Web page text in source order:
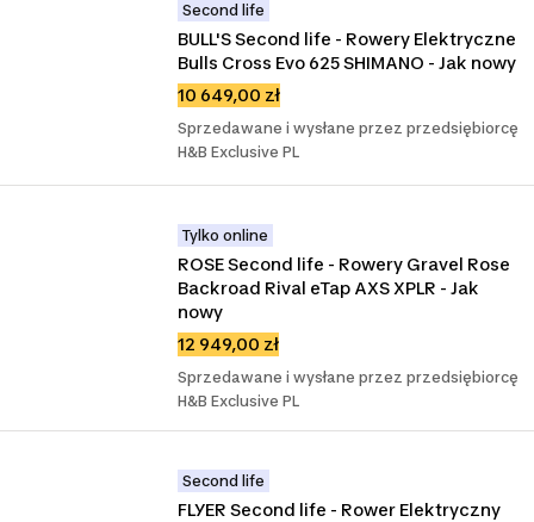
Second life
BULL'S Second life - Rowery Elektryczne
Bulls Cross Evo 625 SHIMANO - Jak nowy
10 649,00 zł
Sprzedawane i wysłane przez przedsiębiorcę
H&B Exclusive PL
Tylko online
ROSE Second life - Rowery Gravel Rose
Backroad Rival eTap AXS XPLR - Jak
nowy
12 949,00 zł
Sprzedawane i wysłane przez przedsiębiorcę
H&B Exclusive PL
Second life
FLYER Second life - Rower Elektryczny